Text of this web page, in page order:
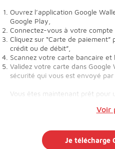
Ouvrez l’application Google
Google Play,
Connectez-vous à votre compte
Cliquez sur “Carte de paiement”
crédit ou de débit”,
Scannez votre carte bancaire et
Validez votre carte dans Google
sécurité qui vous est envoyé par
Vous êtes maintenant prêt pour
Voir
Je télécharge